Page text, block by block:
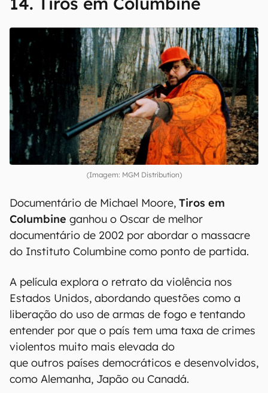
(Imagem: MGM Distribution)
Documentário de Michael Moore, Tiros em
Columbine ganhou o Oscar de melhor
documentário de 2002 por abordar o massacre
do Instituto Columbine como ponto de partida.
A película explora o retrato da violência nos
Estados Unidos, abordando questões como a
liberação do uso de armas de fogo e tentando
entender por que o país tem uma taxa de crimes
violentos muito mais elevada do
que outros países democráticos e desenvolvidos,
como Alemanha, Japão ou Canadá.